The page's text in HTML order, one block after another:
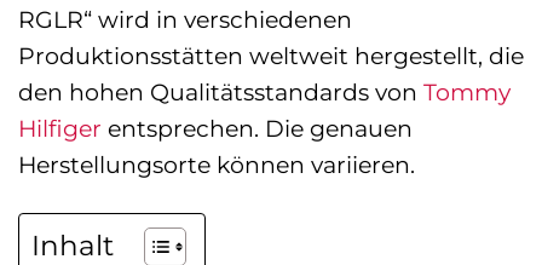
RGLR“ wird in verschiedenen
Produktionsstätten weltweit hergestellt, die
den hohen Qualitätsstandards von Tommy
Hilfiger entsprechen. Die genauen
Herstellungsorte können variieren.
Inhalt